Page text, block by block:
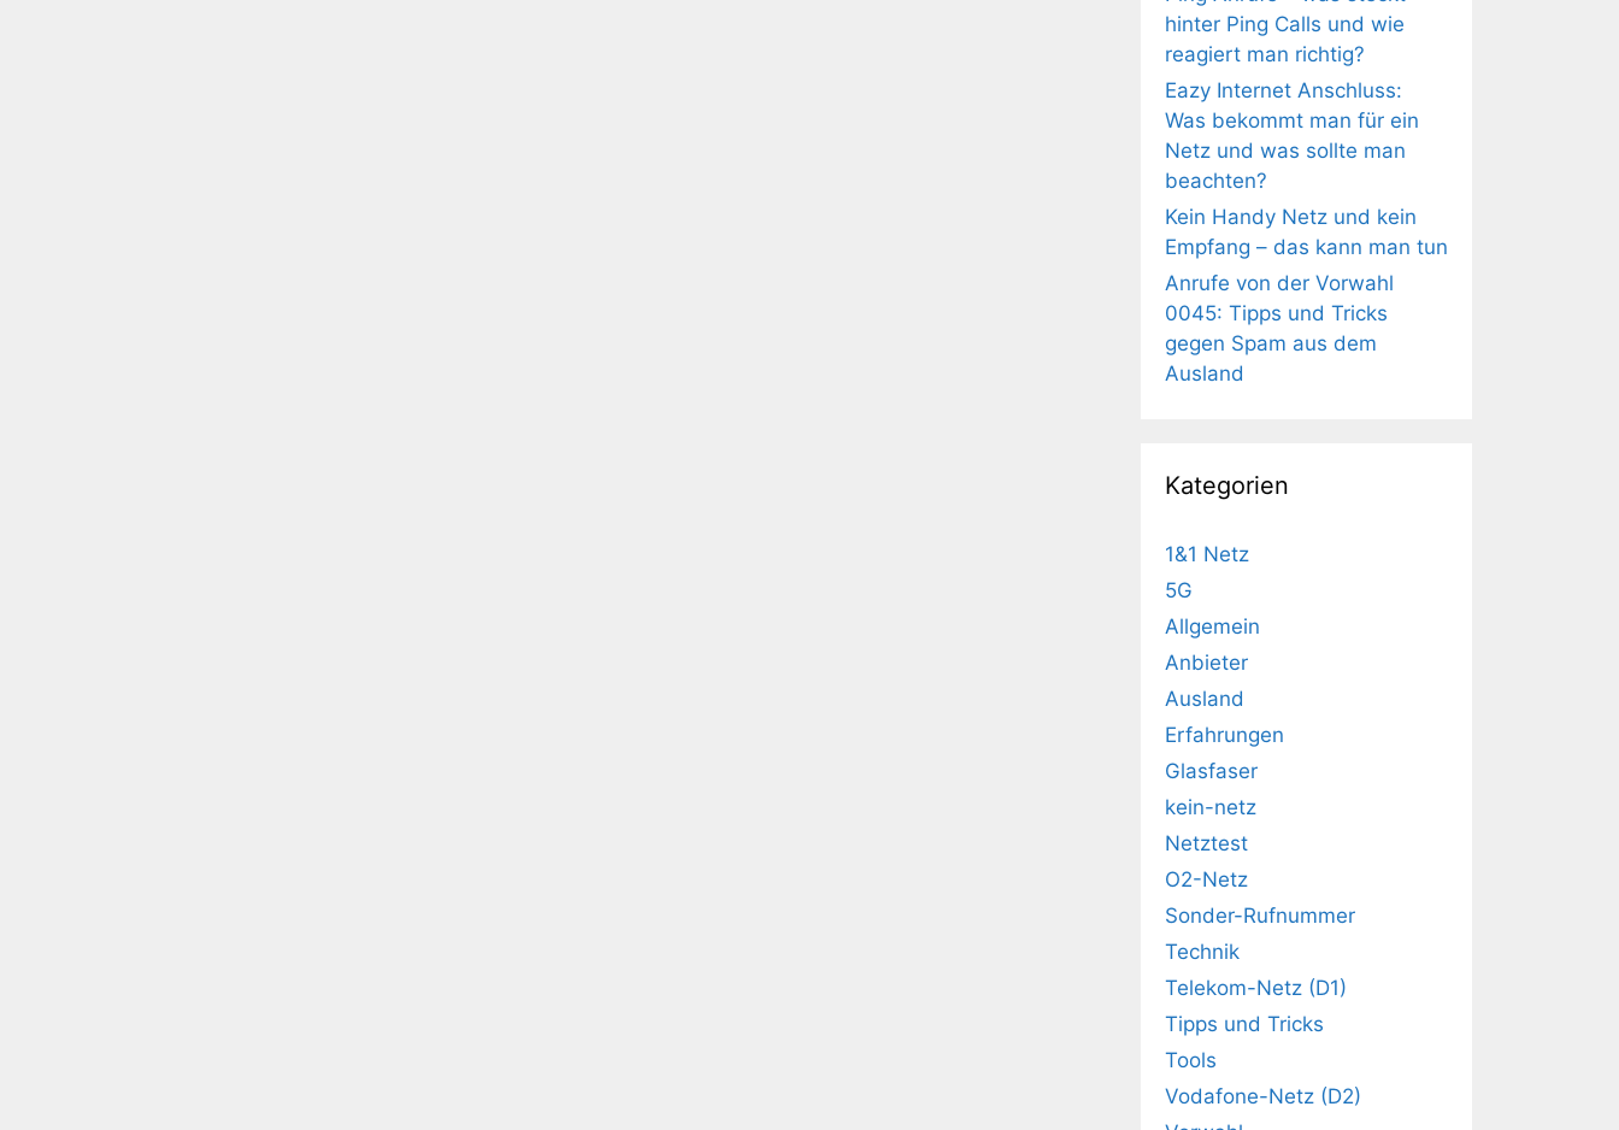
hinter Ping Calls und wie
reagiert man richtig?
Eazy Internet Anschluss:
Was bekommt man für ein
Netz und was sollte man
beachten?
Kein Handy Netz und kein
Empfang – das kann man tun
Anrufe von der Vorwahl
0045: Tipps und Tricks
gegen Spam aus dem
Ausland
Kategorien
1&1 Netz
5G
Allgemein
Anbieter
Ausland
Erfahrungen
Glasfaser
kein-netz
Netztest
O2-Netz
Sonder-Rufnummer
Technik
Telekom-Netz (D1)
Tipps und Tricks
Tools
Vodafone-Netz (D2)